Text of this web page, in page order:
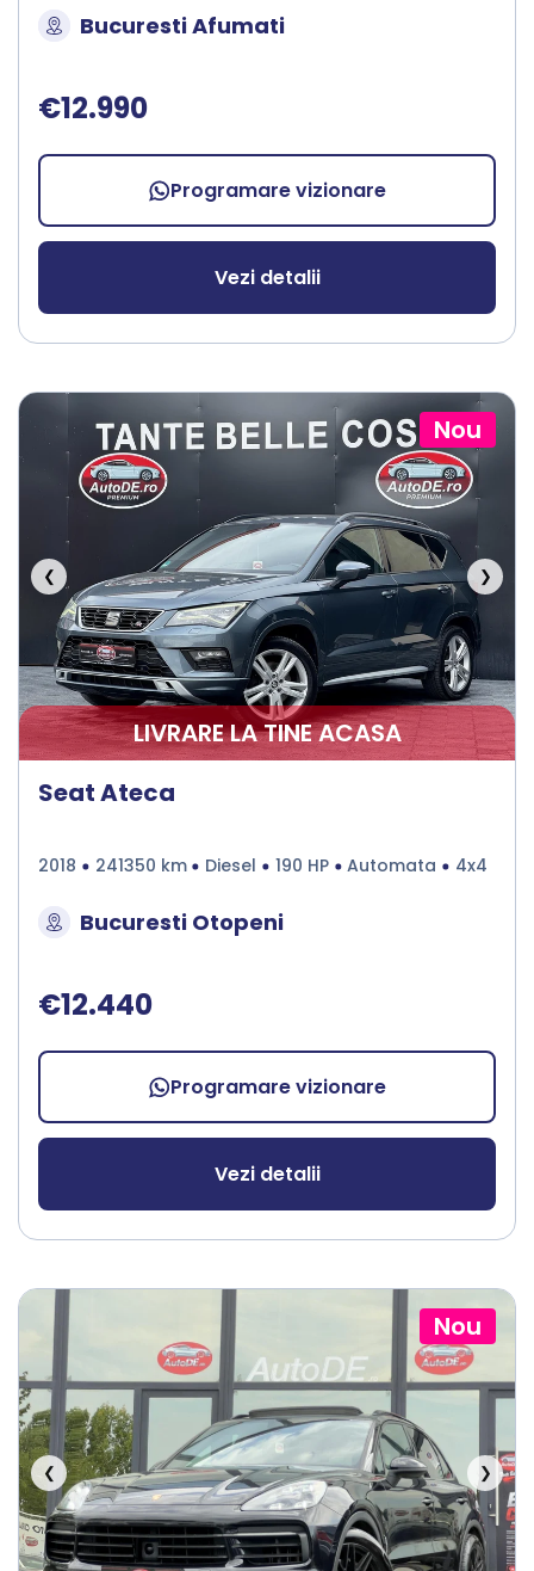
Bucuresti Afumati
€12.990
Programare vizionare
Vezi detalii
Nou
❮ ❯
LIVRARE LA TINE ACASA
Seat Ateca
2018 241350 km Diesel 190 HP Automata 4x4
Bucuresti Otopeni
€12.440
Programare vizionare
Vezi detalii
Nou
❮ ❯